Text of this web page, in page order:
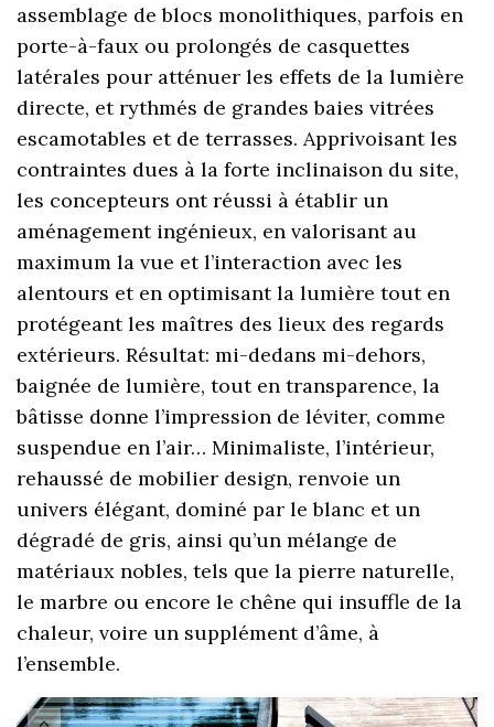
assemblage de blocs monolithiques, parfois en
porte-à-faux ou prolongés de casquettes
latérales pour atténuer les effets de la lumière
directe, et rythmés de grandes baies vitrées
escamotables et de terrasses. Apprivoisant les
contraintes dues à la forte inclinaison du site,
les concepteurs ont réussi à établir un
aménagement ingénieux, en valorisant au
maximum la vue et l’interaction avec les
alentours et en optimisant la lumière tout en
protégeant les maîtres des lieux des regards
extérieurs. Résultat: mi-dedans mi-dehors,
baignée de lumière, tout en transparence, la
bâtisse donne l’impression de léviter, comme
suspendue en l’air… Minimaliste, l’intérieur,
rehaussé de mobilier design, renvoie un
univers élégant, dominé par le blanc et un
dégradé de gris, ainsi qu’un mélange de
matériaux nobles, tels que la pierre naturelle,
le marbre ou encore le chêne qui insuffle de la
chaleur, voire un supplément d’âme, à
l’ensemble.